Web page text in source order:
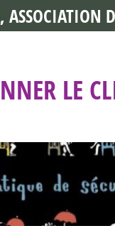
LE
ASSOCIATION